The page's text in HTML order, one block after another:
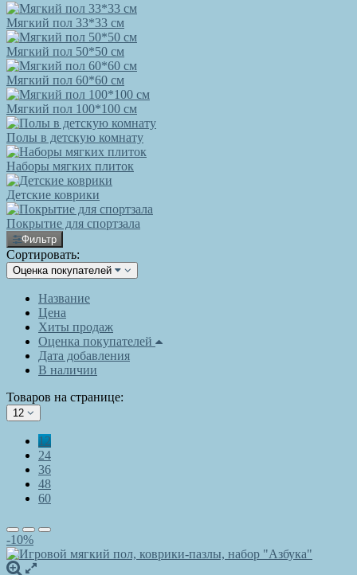
Мягкий пол 33*33 см
Мягкий пол 50*50 см
Мягкий пол 60*60 см
Мягкий пол 100*100 см
Полы в детскую комнату
Наборы мягких плиток
Детские коврики
Покрытие для спортзала
Фильтр
Сортировать:
Оценка покупателей
Название
Цена
Хиты продаж
Оценка покупателей
Дата добавления
В наличии
Товаров на странице:
12
12
24
36
48
60
-10%